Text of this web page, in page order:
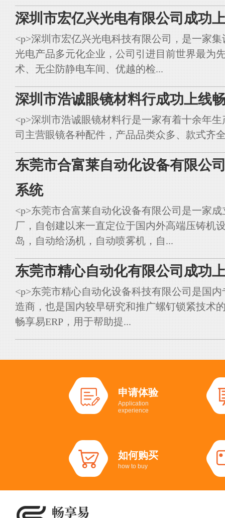
深圳市宏亿兴光电有限公司成功
<p>深圳市宏亿兴光电科技有限公司，是一家
光电产品多元化企业，公司引进目前世界最为
术、无尘防静电车间、优越的检...
深圳市浩诚眼镜材料行成功上线
<p>深圳市浩诚眼镜材料行是一家有着十余年
司主营眼镜各种配件，产品品类众多、款式齐
东莞市合富莱自动化设备有限公
系统
<p>东莞市合富莱自动化设备有限公司是一家
厂，自创建以来一直定位于国内外高端压铸机
岛，自动给汤机，自动喷雾机，自...
东莞市精心自动化有限公司成功
<p>东莞市精心自动化设备科技有限公司是国
造商，也是国内较早研究和推广螺钉锁紧技术
畅享易ERP，用于帮助提...
申请体验
Application
experience
如何购买
how to buy